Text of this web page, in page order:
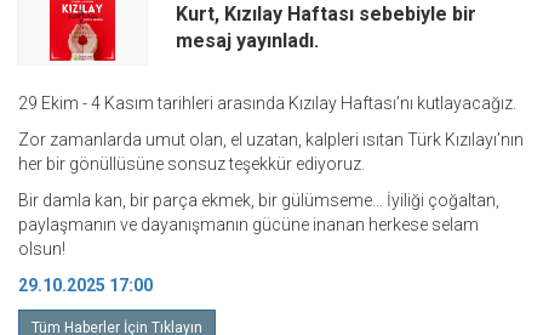
Kurt, Kızılay Haftası sebebiyle bir
mesaj yayınladı.
29 Ekim - 4 Kasım tarihleri arasında Kızılay Haftası’nı kutlayacağız.
Zor zamanlarda umut olan, el uzatan, kalpleri ısıtan Türk Kızılayı’nın
her bir gönüllüsüne sonsuz teşekkür ediyoruz.
Bir damla kan, bir parça ekmek, bir gülümseme… İyiliği çoğaltan,
paylaşmanın ve dayanışmanın gücüne inanan herkese selam
olsun!
29.10.2025 17:00
Tüm Haberler İçin Tıklayın